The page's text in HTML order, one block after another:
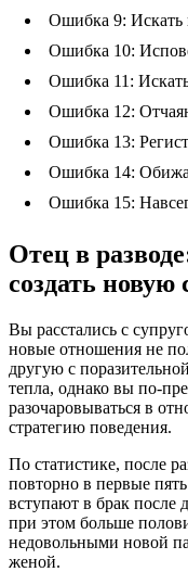
Ошибка 9: Искать
Ошибка 10:
Ошибка 11:
Ошибка 12:
Ошибка 13:
Ошибка 14:
Ошибка 15:
Отец в
создать новую
Вы расстались с
новые отношения не
другую с
тепла, однако вы по-
разочаровываться в
стратегию поведения.
По статистике, после
повторно в первые
вступают в брак после
при этом больше
недовольными новой
женой.